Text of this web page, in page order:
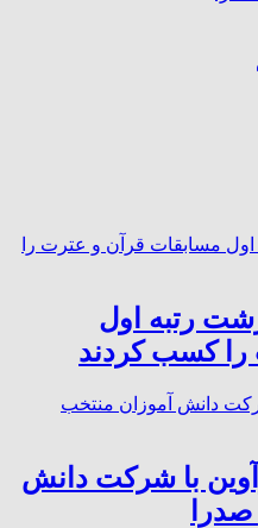
رتبه اول
را کسب کردند
با شرکت دانش